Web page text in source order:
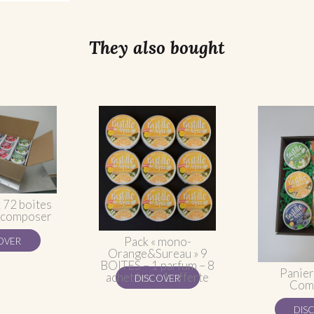
They also bought
72 boites
Pack « mono-
Orange&Sureau » 9
BOITES – 1 parfum – 8
achetées – 1 offerte
DISCOVER